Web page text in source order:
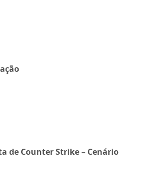
Counter Strike – Cenário